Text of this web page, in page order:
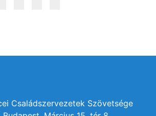
Családszervezetek Szövetsége